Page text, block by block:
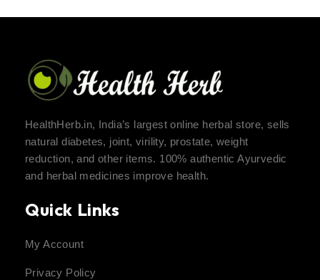
HealthHerb.in, India’s largest online herbal store, sells
natural diabetes, joint, virility, prostate, weight
reduction, and other items. 100% authentic Ayurvedic
and herbal medicines improve health.
Quick Links
My Account
Privacy Policy